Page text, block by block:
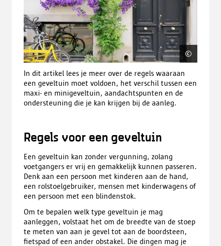
©
In dit artikel lees je meer over de regels waaraan
een geveltuin moet voldoen, het verschil tussen een
maxi- en minigeveltuin, aandachtspunten en de
ondersteuning die je kan krijgen bij de aanleg.
Regels voor een geveltuin
Een geveltuin kan zonder vergunning, zolang
voetgangers er vrij en gemakkelijk kunnen passeren.
Denk aan een persoon met kinderen aan de hand,
een rolstoelgebruiker, mensen met kinderwagens of
een persoon met een blindenstok.
Om te bepalen welk type geveltuin je mag
aanleggen, volstaat het om de breedte van de stoep
te meten van aan je gevel tot aan de boordsteen,
fietspad of een ander obstakel. Die dingen mag je